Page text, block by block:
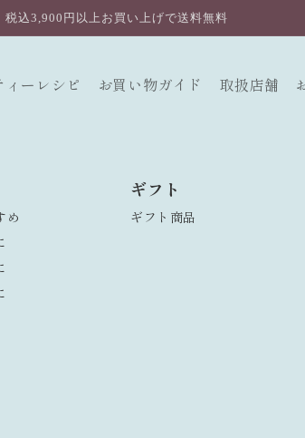
税込3,900円以上お買い上げで送料無料
ィーレシピ お買い物ガイド 取扱店舗
め
ギフト
ギフト商品